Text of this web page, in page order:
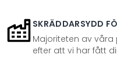
SKRÄDDARSYDD
Majoriteten av
efter att vi har fått